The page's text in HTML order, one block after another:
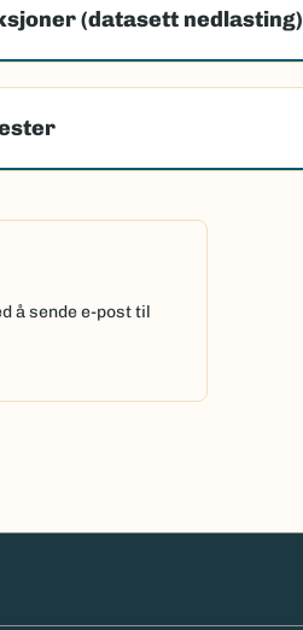
(datasett nedlasting)
å sende e-post til